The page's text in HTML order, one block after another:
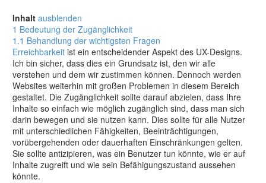
Inhalt ausblenden
1 Bedeutung der Zugänglichkeit
1.1 Behandlung der wichtigsten Fragen
Erreichbarkeit ist ein entscheidender Aspekt des UX-Designs.
Ich bin sicher, dass dies ein Grundsatz ist, den wir alle
verstehen und dem wir zustimmen können. Dennoch werden
Websites weiterhin mit großen Problemen in diesem Bereich
gestaltet. Die Zugänglichkeit sollte darauf abzielen, dass Ihre
Inhalte so einfach wie möglich zugänglich sind, dass man sich
darin bewegen und sie nutzen kann. Dies sollte für alle Nutzer
mit unterschiedlichen Fähigkeiten, Beeinträchtigungen,
vorübergehenden oder dauerhaften Einschränkungen gelten.
Sie sollte antizipieren, was ein Benutzer tun könnte, wie er auf
Inhalte zugreift und wie sein Befähigungszustand aussehen
könnte.